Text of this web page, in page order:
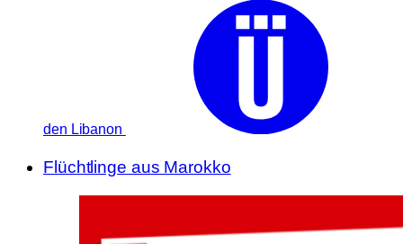
den Libanon
Flüchtlinge aus Marokko